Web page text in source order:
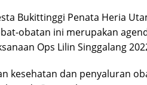
Bukittinggi Penata Heria
obatan ini merupakan
Ops Lilin Singgalang
kesehatan dan penyaluran